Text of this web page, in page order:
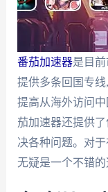
番茄加速器是目
提供多条回国专
提高从海外访问
茄加速器还提供
决各种问题。对
无疑是一个不错的